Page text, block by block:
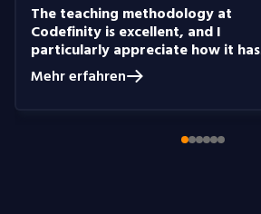
The teaching methodology at
Codefinity is excellent, and I
particularly appreciate how it has
prepared me to handle real-world
coding problems.
knowledge I have gained.
Mehr erfahren